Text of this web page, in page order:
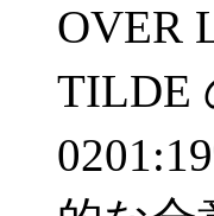
OVER
TILDE